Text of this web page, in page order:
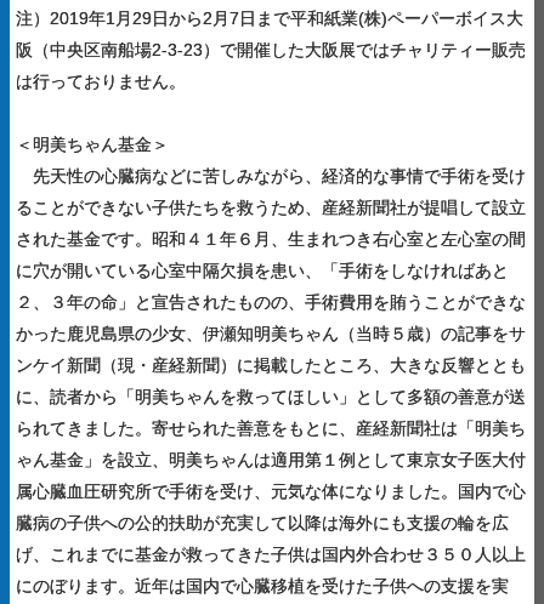
注）2019年1月29日から2月7日まで平和紙業(株)ペーパーボイス大
阪（中央区南船場2-3-23）で開催した大阪展ではチャリティー販売
は行っておりません。
＜明美ちゃん基金＞
先天性の心臓病などに苦しみながら、経済的な事情で手術を受け
ることができない子供たちを救うため、産経新聞社が提唱して設立
された基金です。昭和４１年６月、生まれつき右心室と左心室の間
に穴が開いている心室中隔欠損を患い、「手術をしなければあと
２、３年の命」と宣告されたものの、手術費用を賄うことができな
かった鹿児島県の少女、伊瀬知明美ちゃん（当時５歳）の記事をサ
ンケイ新聞（現・産経新聞）に掲載したところ、大きな反響ととも
に、読者から「明美ちゃんを救ってほしい」として多額の善意が送
られてきました。寄せられた善意をもとに、産経新聞社は「明美ち
ゃん基金」を設立、明美ちゃんは適用第１例として東京女子医大付
属心臓血圧研究所で手術を受け、元気な体になりました。国内で心
臓病の子供への公的扶助が充実して以降は海外にも支援の輪を広
げ、これまでに基金が救ってきた子供は国内外合わせ３５０人以上
にのぼります。近年は国内で心臓移植を受けた子供への支援を実